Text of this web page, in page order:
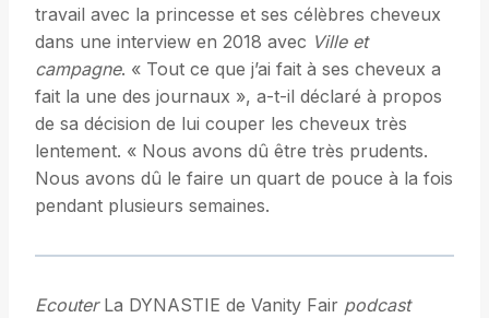
travail avec la princesse et ses célèbres cheveux
dans une interview en 2018 avec Ville et
campagne. « Tout ce que j’ai fait à ses cheveux a
fait la une des journaux », a-t-il déclaré à propos
de sa décision de lui couper les cheveux très
lentement. « Nous avons dû être très prudents.
Nous avons dû le faire un quart de pouce à la fois
pendant plusieurs semaines.
EcouterLa DYNASTIE de Vanity Fair podcast